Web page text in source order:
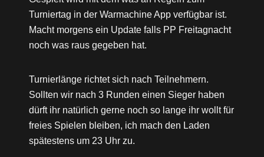
Turniertag in der Warmachine App verfügbar ist.
Macht morgens ein Update falls PP Freitagnacht
noch was raus gegeben hat.
Turnierlänge richtet sich nach Teilnehmern.
Sollten wir nach 3 Runden einen Sieger haben
dürft ihr natürlich gerne noch so lange ihr wollt für
freies Spielen bleiben, ich mach den Laden
spätestens um 23 Uhr zu.